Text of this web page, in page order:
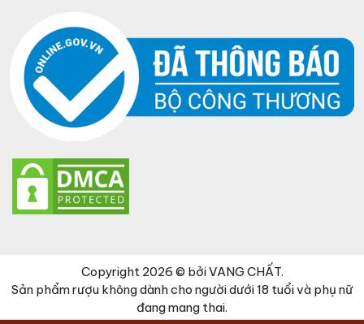
Copyright 2026 © bởi VANG CHẤT.
Sản phẩm rượu không dành cho người dưới 18 tuổi và phụ nữ
đang mang thai.